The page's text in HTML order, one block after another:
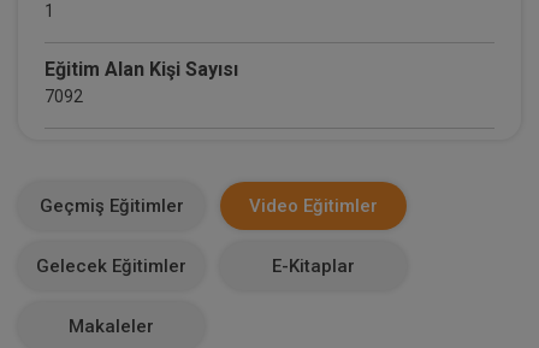
1
Eğitim Alan Kişi Sayısı
7092
0
Geçmiş Eğitimler Video Eğitimler
Gelecek Eğitimler E-Kitaplar
Makaleler